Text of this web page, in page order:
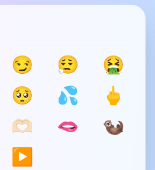
😏 😮‍💨
🤮
🥺 💦
🖕
🫶🏻 🫦
🦦
▶️